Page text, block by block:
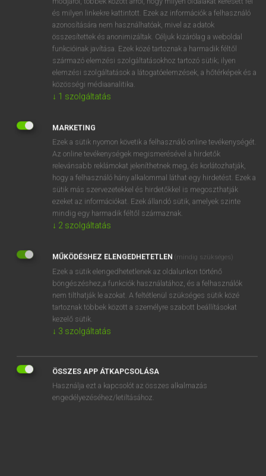
mindenfelé
körülbelül
összevissza
közel
körül
mintegy
közel vmhez
után
körülbelül
cirka
vmi/vki körül
DÍJMENTES ANGOL SZÓTÁR
aboulia
és milyen linkekre kattintott. Ezek az információk a felhasználó
azonosítására nem használhatóak, mivel az adatok
összesítettek és anonimizáltak. Céljuk kizárólag a weboldal
funkcióinak javítása. Ezek közé tartoznak a harmadik féltől
származó elemzési szolgáltatásokhoz tartozó sütik; ilyen
elemzési szolgáltatások a látogatóelemzések, a hőtérképek és a
közösségi médiaanalitika.
↓ 1 szolgáltatás
MARKETING
Ezek a sütik nyomon követik a felhasználó online tevékenységét.
Az online tevékenységek megismerésével a hirdetők
relevánsabb reklámokat jeleníthetnek meg, és korlátozhatják,
hogy a felhasználó hány alkalommal láthat egy hirdetést. Ezek a
sütik más szervezetekkel és hirdetőkkel is megoszthatják
ezeket az információkat. Ezek állandó sütik, amelyek szinte
mindig egy harmadik féltől származnak.
↓ 2 szolgáltatás
MŰKÖDÉSHEZ ELENGEDHETETLEN (mindig szükséges)
Ezek a sütik elengedhetetlenek az oldalunkon történő
böngészéshez,a funkciók használatához, és a felhasználók
nem tilthatják le azokat. A feltétlenül szükséges sütik közé
tartoznak többek között a személyre szabott beállításokat
kezelő sütik.
↓ 3 szolgáltatás
ÖSSZES APP ÁTKAPCSOLÁSA
Használja ezt a kapcsolót az összes alkalmazás
engedélyezéséhez/letiltásához.